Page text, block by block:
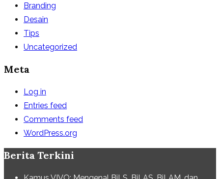
Branding
Desain
Tips
Uncategorized
Meta
Log in
Entries feed
Comments feed
WordPress.org
Berita Terkini